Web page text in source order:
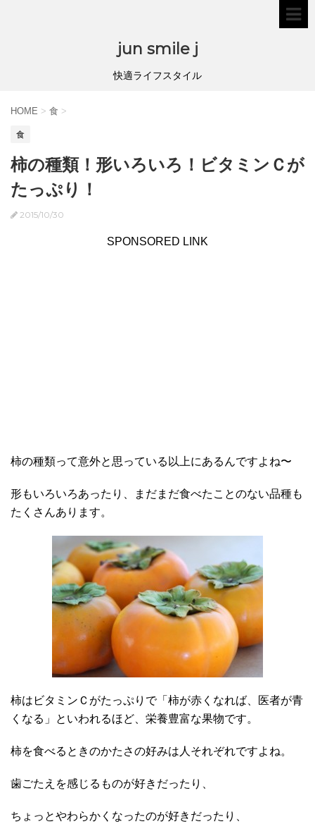
jun smile j
快適ライフスタイル
HOME > 食 >
食
柿の種類！形いろいろ！ビタミンＣが
たっぷり！
2015/10/30
SPONSORED LINK
柿の種類って意外と思っている以上にあるんですよね〜
形もいろいろあったり、まだまだ食べたことのない品種も
たくさんあります。
柿はビタミンＣがたっぷりで「柿が赤くなれば、医者が青
くなる」といわれるほど、栄養豊富な果物です。
柿を食べるときのかたさの好みは人それぞれですよね。
歯ごたえを感じるものが好きだったり、
ちょっとやわらかくなったのが好きだったり、